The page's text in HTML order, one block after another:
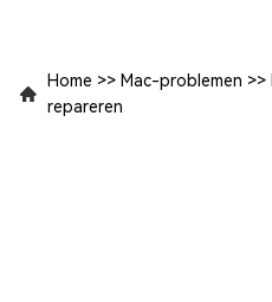
Home >> Mac-problemen >>
repareren